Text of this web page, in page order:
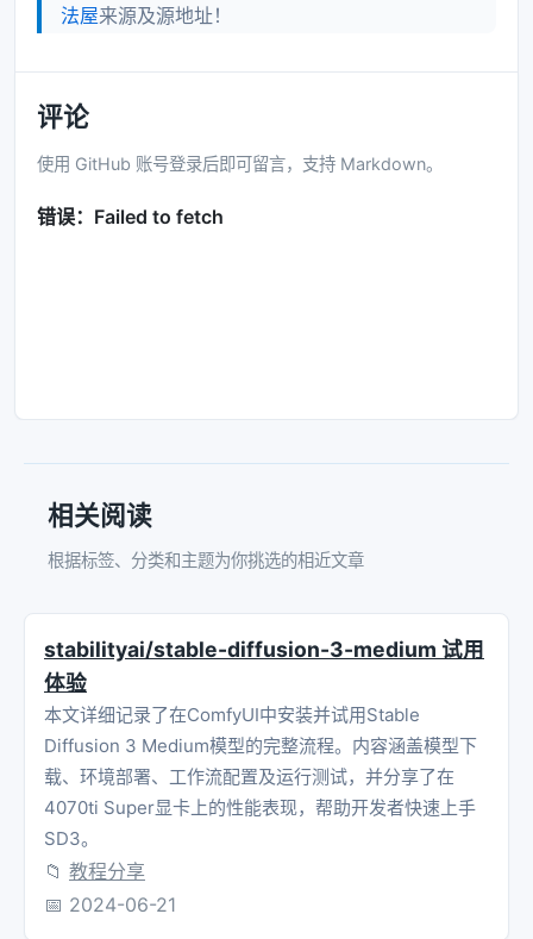
法屋来源及源地址！
评论
使用 GitHub 账号登录后即可留言，支持 Markdown。
相关阅读
根据标签、分类和主题为你挑选的相近文章
stabilityai/stable-diffusion-3-medium 试用
体验
本文详细记录了在ComfyUI中安装并试用Stable
Diffusion 3 Medium模型的完整流程。内容涵盖模型下
载、环境部署、工作流配置及运行测试，并分享了在
4070ti Super显卡上的性能表现，帮助开发者快速上手
SD3。
📁 教程分享
📅 2024-06-21